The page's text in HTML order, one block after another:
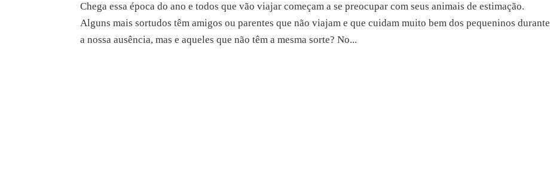
Chega essa época do ano e todos que vão viajar começam a se preocupar com seus animais de estimação.
Alguns mais sortudos têm amigos ou parentes que não viajam e que cuidam muito bem dos pequeninos durante
a nossa ausência, mas e aqueles que não têm a mesma sorte? No...